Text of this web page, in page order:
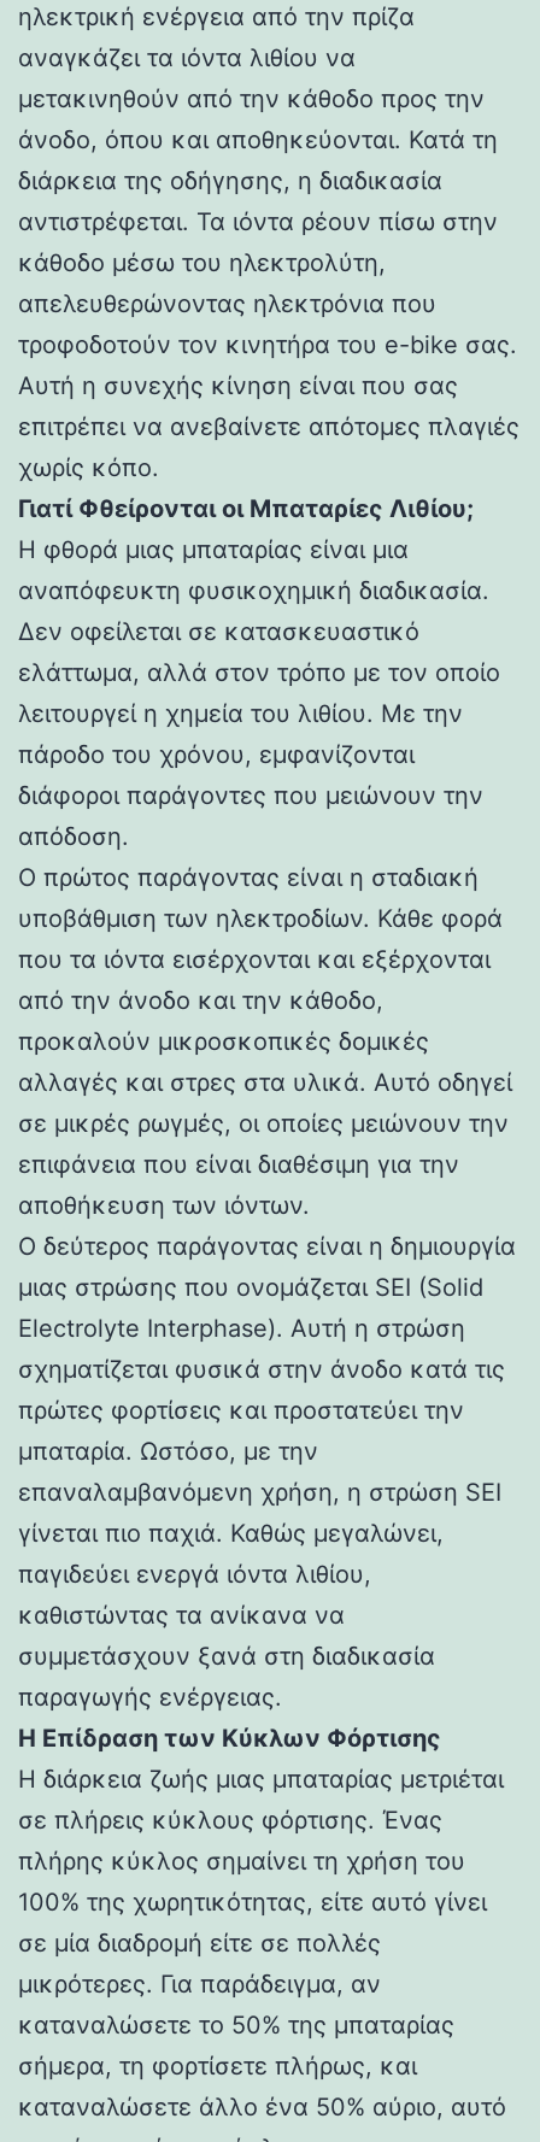
ηλεκτρική ενέργεια από την πρίζα
αναγκάζει τα ιόντα λιθίου να
μετακινηθούν από την κάθοδο προς την
άνοδο, όπου και αποθηκεύονται. Κατά τη
διάρκεια της οδήγησης, η διαδικασία
αντιστρέφεται. Τα ιόντα ρέουν πίσω στην
κάθοδο μέσω του ηλεκτρολύτη,
απελευθερώνοντας ηλεκτρόνια που
τροφοδοτούν τον κινητήρα του e-bike σας.
Αυτή η συνεχής κίνηση είναι που σας
επιτρέπει να ανεβαίνετε απότομες πλαγιές
χωρίς κόπο.
Γιατί Φθείρονται οι Μπαταρίες Λιθίου;
Η φθορά μιας μπαταρίας είναι μια
αναπόφευκτη φυσικοχημική διαδικασία.
Δεν οφείλεται σε κατασκευαστικό
ελάττωμα, αλλά στον τρόπο με τον οποίο
λειτουργεί η χημεία του λιθίου. Με την
πάροδο του χρόνου, εμφανίζονται
διάφοροι παράγοντες που μειώνουν την
απόδοση.
Ο πρώτος παράγοντας είναι η σταδιακή
υποβάθμιση των ηλεκτροδίων. Κάθε φορά
που τα ιόντα εισέρχονται και εξέρχονται
από την άνοδο και την κάθοδο,
προκαλούν μικροσκοπικές δομικές
αλλαγές και στρες στα υλικά. Αυτό οδηγεί
σε μικρές ρωγμές, οι οποίες μειώνουν την
επιφάνεια που είναι διαθέσιμη για την
αποθήκευση των ιόντων.
Ο δεύτερος παράγοντας είναι η δημιουργία
μιας στρώσης που ονομάζεται SEI (Solid
Electrolyte Interphase). Αυτή η στρώση
σχηματίζεται φυσικά στην άνοδο κατά τις
πρώτες φορτίσεις και προστατεύει την
μπαταρία. Ωστόσο, με την
επαναλαμβανόμενη χρήση, η στρώση SEI
γίνεται πιο παχιά. Καθώς μεγαλώνει,
παγιδεύει ενεργά ιόντα λιθίου,
καθιστώντας τα ανίκανα να
συμμετάσχουν ξανά στη διαδικασία
παραγωγής ενέργειας.
Η Επίδραση των Κύκλων Φόρτισης
Η διάρκεια ζωής μιας μπαταρίας μετριέται
σε πλήρεις κύκλους φόρτισης. Ένας
πλήρης κύκλος σημαίνει τη χρήση του
100% της χωρητικότητας, είτε αυτό γίνει
σε μία διαδρομή είτε σε πολλές
μικρότερες. Για παράδειγμα, αν
καταναλώσετε το 50% της μπαταρίας
σήμερα, τη φορτίσετε πλήρως, και
καταναλώσετε άλλο ένα 50% αύριο, αυτό